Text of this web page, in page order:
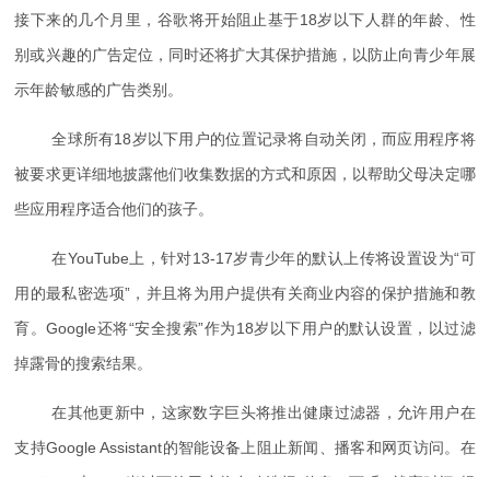
接下来的几个月里，谷歌将开始阻止基于18岁以下人群的年龄、性
别或兴趣的广告定位，同时还将扩大其保护措施，以防止向青少年展
示年龄敏感的广告类别。
全球所有18岁以下用户的位置记录将自动关闭，而应用程序将
被要求更详细地披露他们收集数据的方式和原因，以帮助父母决定哪
些应用程序适合他们的孩子。
在YouTube上，针对13-17岁青少年的默认上传将设置设为“可
用的最私密选项”，并且将为用户提供有关商业内容的保护措施和教
育。Google还将“安全搜索”作为18岁以下用户的默认设置，以过滤
掉露骨的搜索结果。
在其他更新中，这家数字巨头将推出健康过滤器，允许用户在
支持Google Assistant的智能设备上阻止新闻、播客和网页访问。在